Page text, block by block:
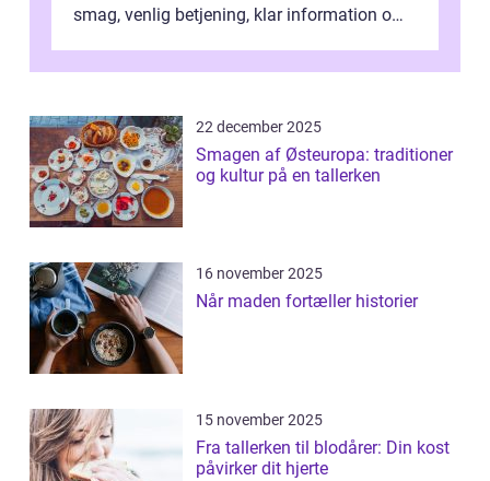
smag, venlig betjening, klar information om
22 december 2025
Smagen af Østeuropa: traditioner
og kultur på en tallerken
16 november 2025
Når maden fortæller historier
15 november 2025
Fra tallerken til blodårer: Din kost
påvirker dit hjerte